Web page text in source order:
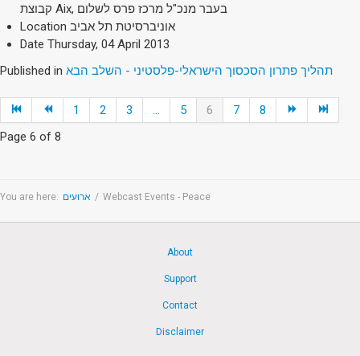
קבוצת Aix, בעבר מנכ"ל מרכז פרס לשלום
Location אוניברסיטת תל אביב
Date Thursday, 04 April 2013
Published in תהליך פתרון הסכסוך הישראלי-פלסטיני - השלב הבא
1 2 3 ... 5 6 7
8
Page 6 of 8
You are here: ארועים / Webcast Events - Peace
About
Support
Contact
Disclaimer